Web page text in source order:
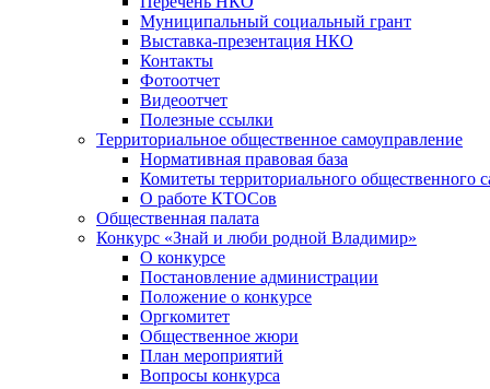
Муниципальный социальный грант
Выставка-презентация НКО
Контакты
Фотоотчет
Видеоотчет
Полезные ссылки
Территориальное общественное самоуправление
Нормативная правовая база
Комитеты территориального общественного
О работе КТОСов
Общественная палата
Конкурс «Знай и люби родной Владимир»
О конкурсе
Постановление администрации
Положение о конкурсе
Оргкомитет
Общественное жюри
План мероприятий
Вопросы конкурса